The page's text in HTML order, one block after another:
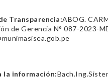
Transparencia:ABOG.
de Gerencia N° 087-2023-
la información: